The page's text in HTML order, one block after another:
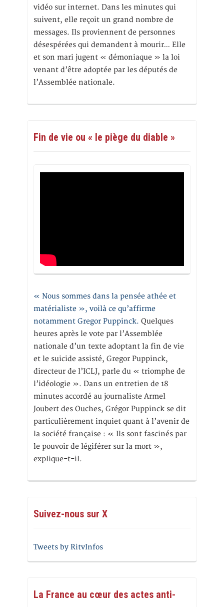
vidéo sur internet. Dans les minutes qui
suivent, elle reçoit un grand nombre de
messages. Ils proviennent de personnes
désespérées qui demandent à mourir… Elle
et son mari jugent « démoniaque » la loi
venant d’être adoptée par les députés de
l’Assemblée nationale.
Fin de vie ou « le piège du diable »
« Nous sommes dans la pensée athée et
matérialiste », voilà ce qu’affirme
notamment Gregor Puppinck. Quelques
heures après le vote par l’Assemblée
nationale d’un texte adoptant la fin de vie
et le suicide assisté, Gregor Puppinck,
directeur de l’ICLJ, parle du « triomphe de
l’idéologie ». Dans un entretien de 18
minutes accordé au journaliste Armel
Joubert des Ouches, Grégor Puppinck se dit
particulièrement inquiet quant à l’avenir de
la société française : « Ils sont fascinés par
le pouvoir de légiférer sur la mort »,
explique-t-il.
Suivez-nous sur X
Tweets by RitvInfos
La France au cœur des actes anti-